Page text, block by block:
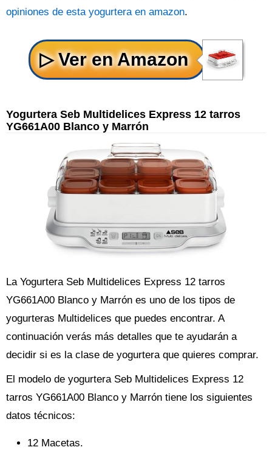
opiniones de esta yogurtera en amazon.
Yogurtera Seb Multidelices Express 12 tarros
YG661A00 Blanco y Marrón
La Yogurtera Seb Multidelices Express 12 tarros
YG661A00 Blanco y Marrón es uno de los tipos de
yogurteras Multidelices que puedes encontrar. A
continuación verás más detalles que te ayudarán a
decidir si es la clase de yogurtera que quieres comprar.
El modelo de yogurtera Seb Multidelices Express 12
tarros YG661A00 Blanco y Marrón tiene los siguientes
datos técnicos:
12 Macetas.